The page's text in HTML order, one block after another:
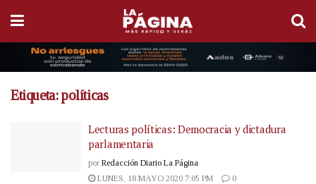
Etiqueta:políticas
Lecturas políticas: Democracia y dictadura
parlamentaria
por Redacción Diario La Página
LUNES, 18 MAYO 2020 7:05 PM
0